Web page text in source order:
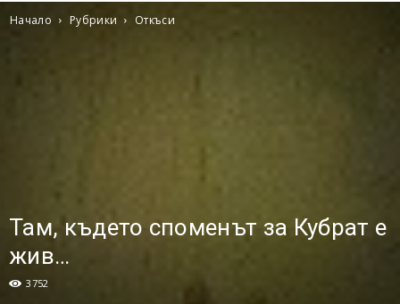
Начало Рубрики Откъси
Там, където споменът за Кубрат е
жив…
3752